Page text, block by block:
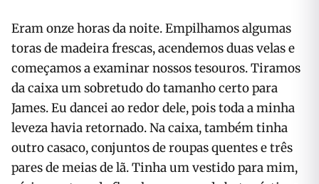
Eram onze horas da noite. Empilhamos algumas
toras de madeira frescas, acendemos duas velas e
começamos a examinar nossos tesouros. Tiramos
da caixa um sobretudo do tamanho certo para
James. Eu dancei ao redor dele, pois toda a minha
leveza havia retornado. Na caixa, também tinha
outro casaco, conjuntos de roupas quentes e três
pares de meias de lã. Tinha um vestido para mim,